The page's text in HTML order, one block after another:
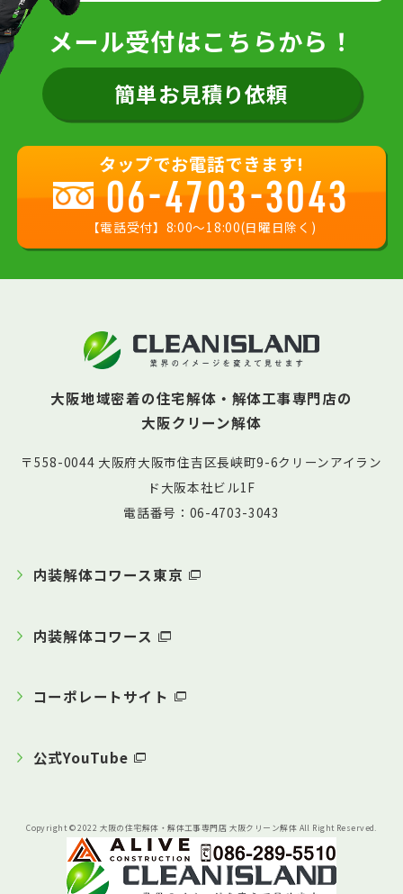
メール受付はこちらから！
簡単お見積り依頼
タップでお電話できます!
06-4703-3043
【電話受付】8:00〜18:00(日曜日除く)
大阪地域密着の住宅解体・解体工事専門店の
大阪クリーン解体
〒558-0044 大阪府大阪市住吉区長峡町9-6クリーンアイラン
ド大阪本社ビル1F
電話番号：06-4703-3043
内装解体コワース東京
内装解体コワース
コーポレートサイト
公式YouTube
Copyright © 2022 大阪の住宅解体・解体工事専門店 大阪クリーン解体 All Right Reserved.